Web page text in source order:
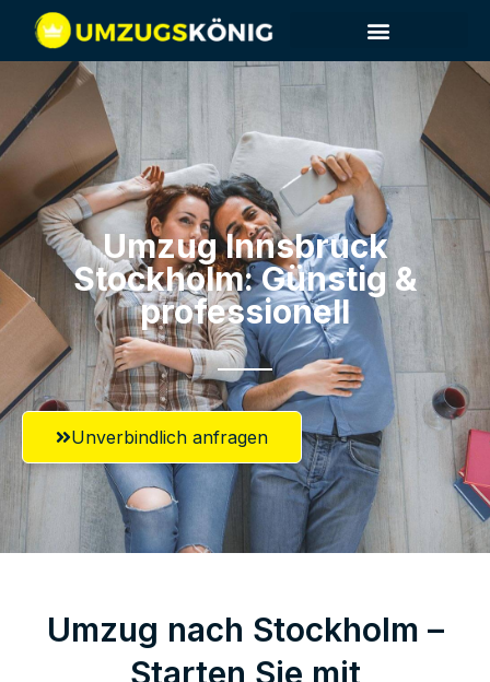
Umzug Innsbruck​
Stockholm: Günstig &
professionell​
Unverbindlich anfragen
Umzug nach Stockholm –
Starten Sie mit